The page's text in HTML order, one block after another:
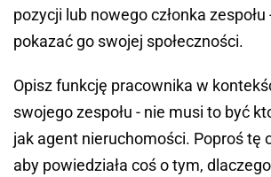
pozycji lub nowego członka zespołu
pokazać go swojej społeczności.
Opisz funkcję pracownika w
swojego zespołu - nie musi to być
jak agent nieruchomości. Poproś tę
aby powiedziała coś o tym,